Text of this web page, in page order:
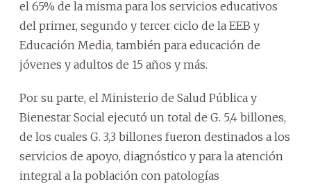
el 65% de la misma para los servicios educativos
del primer, segundo y tercer ciclo de la EEB y
Educación Media, también para educación de
jóvenes y adultos de 15 años y más.
Por su parte, el Ministerio de Salud Pública y
Bienestar Social ejecutó un total de G. 5,4 billones,
de los cuales G. 3,3 billones fueron destinados a los
servicios de apoyo, diagnóstico y para la atención
integral a la población con patologías